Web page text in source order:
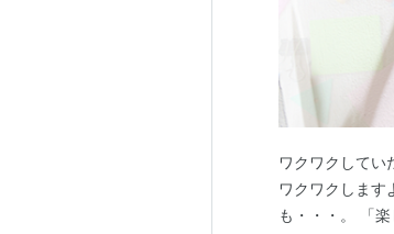
ワクワクしてい
ワクワクします
も・・・。 「